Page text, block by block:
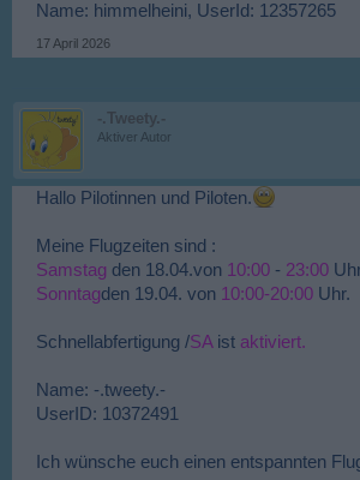
Name: himmelheini, UserId: 12357265
17 April 2026
-.Tweety.-
Aktiver Autor
Hallo Pilotinnen und Piloten.
Meine Flugzeiten sind :
Samstag den 18.04.von 10:00 - 23:00
Sonntagden 19.04. von 10:00-20:00 Uhr.
Schnellabfertigung /SAist aktiviert.
Name: -.tweety.-
UserID: 10372491
Ich wünsche euch einen entspannten